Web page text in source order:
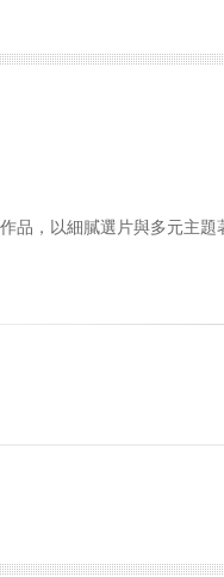
品，以細膩選片與多元主